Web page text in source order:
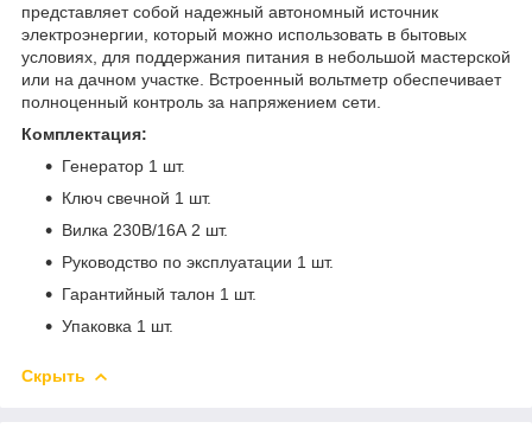
представляет собой надежный автономный источник
электроэнергии, который можно использовать в бытовых
условиях, для поддержания питания в небольшой мастерской
или на дачном участке. Встроенный вольтметр обеспечивает
полноценный контроль за напряжением сети.
Комплектация:
Генератор 1 шт.
Ключ свечной 1 шт.
Вилка 230В/16А 2 шт.
Руководство по эксплуатации 1 шт.
Гарантийный талон 1 шт.
Упаковка 1 шт.
Скрыть